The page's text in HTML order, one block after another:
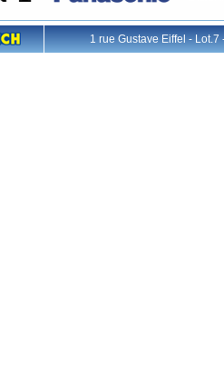
1 rue Gustave Eiffel -